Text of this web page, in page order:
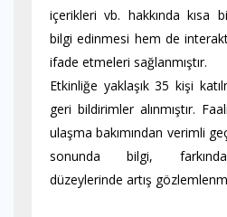
içerikleri vb. hakkında kısa
bilgi edinmesi hem de
ifade etmeleri sağlanmıştır.
Etkinliğe yaklaşık 35 kişi
geri bildirimler alınmıştır.
ulaşma bakımından verimli
sonunda bilgi,
düzeylerinde artış